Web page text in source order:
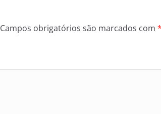
Campos obrigatórios são marcados com *